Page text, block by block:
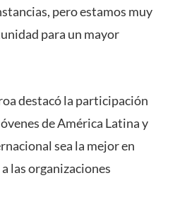
pero estamos muy
para un mayor
destacó la participación
de América Latina y
sea la mejor en
las organizaciones